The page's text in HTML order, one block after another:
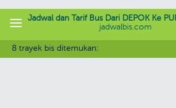
Jadwal dan Tarif Bus Dari DEPOK Ke
jadwalbis.com
8 trayek bis ditemukan: